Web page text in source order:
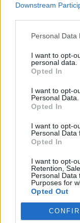
Downstream
Personal Data
I want to opt-
personal data.
Opted In
I want to opt-
Personal Data.
Opted In
I want to opt-
Personal Data
Opted In
I want to opt-
Retention,
Personal Data
Purposes for
Opted Out